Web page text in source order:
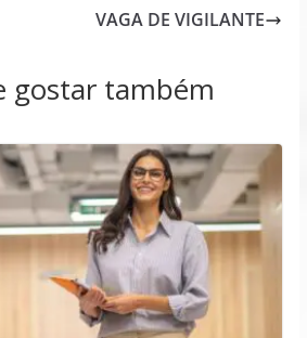
VAGA DE VIGILANTE
gostar também